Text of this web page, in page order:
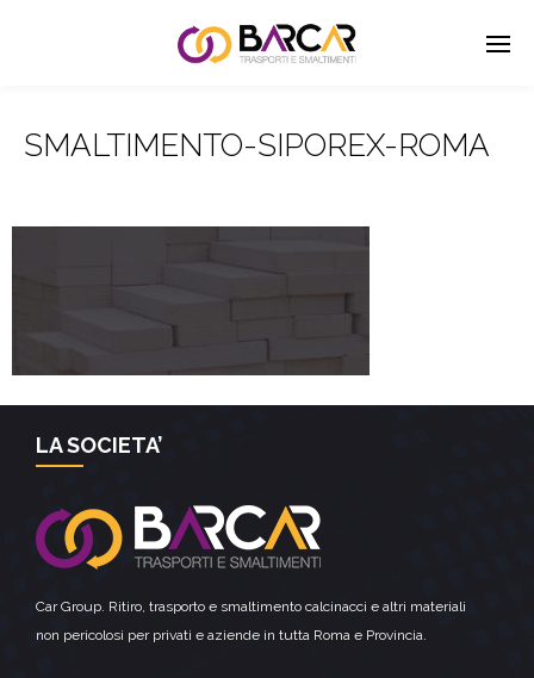
SMALTIMENTO-SIPOREX-ROMA
LA SOCIETA’
Car Group. Ritiro, trasporto e smaltimento calcinacci e altri materiali
non pericolosi per privati e aziende in tutta Roma e Provincia.